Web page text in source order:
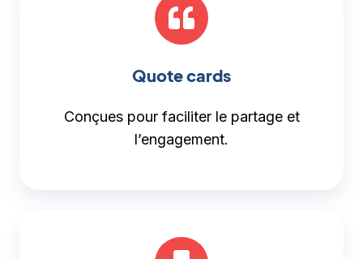
Quote cards
Conçues pour faciliter le partage et
l’engagement.